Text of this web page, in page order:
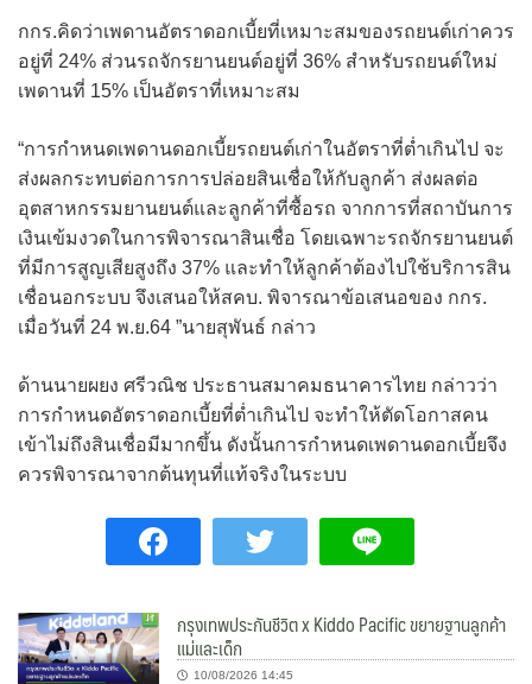
กกร.คิดว่าเพดานอัตราดอกเบี้ยที่เหมาะสมของรถยนต์เก่าควร
อยู่ที่ 24% ส่วนรถจักรยานยนต์อยู่ที่ 36% สำหรับรถยนต์ใหม่
เพดานที่ 15% เป็นอัตราที่เหมาะสม
“การกำหนดเพดานดอกเบี้ยรถยนต์เก่าในอัตราที่ต่ำเกินไป จะ
ส่งผลกระทบต่อการการปล่อยสินเชื่อให้กับลูกค้า ส่งผลต่อ
อุตสาหกรรมยานยนต์และลูกค้าที่ซื้อรถ จากการที่สถาบันการ
เงินเข้มงวดในการพิจารณาสินเชื่อ โดยเฉพาะรถจักรยานยนต์
ที่มีการสูญเสียสูงถึง 37% และทำให้ลูกค้าต้องไปใช้บริการสิน
เชื่อนอกระบบ จึงเสนอให้สคบ. พิจารณาข้อเสนอของ กกร.
เมื่อวันที่ 24 พ.ย.64 ”นายสุพันธ์ กล่าว
ด้านนายผยง ศรีวณิช ประธานสมาคมธนาคารไทย กล่าวว่า
การกำหนดอัตราดอกเบี้ยที่ต่ำเกินไป จะทำให้ตัดโอกาสคน
เข้าไม่ถึงสินเชื่อมีมากขึ้น ดังนั้นการกำหนดเพดานดอกเบี้ยจึง
ควรพิจารณาจากต้นทุนที่แท้จริงในระบบ
กรุงเทพประกันชีวิต x Kiddo Pacific ขยายฐานลูกค้า
แม่และเด็ก
10/08/2026 14:45